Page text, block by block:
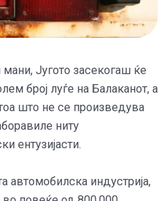
Југото засекогаш ќе
број луѓе на Балаканот, а
што не се произведува
ниту
ентузијасти.
автомобилска индустрија,